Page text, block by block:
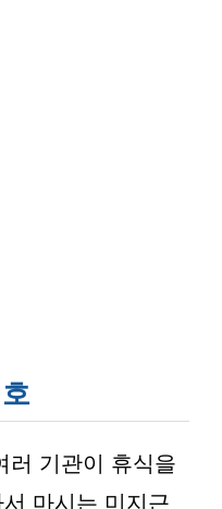
러 기관이 휴식을
마시는 미지근